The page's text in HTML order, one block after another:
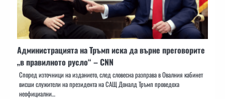
Администрацията на Тръмп иска да върне преговорите
„в правилното русло“ – CNN
Според източници на изданието, след словесна разправа в Овалния кабинет
висши служители на президента на САЩ Доналд Тръмп проведоха
неофициални…